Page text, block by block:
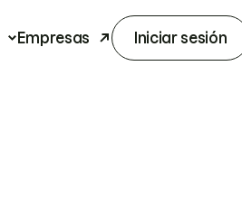
Empresas Iniciar sesión